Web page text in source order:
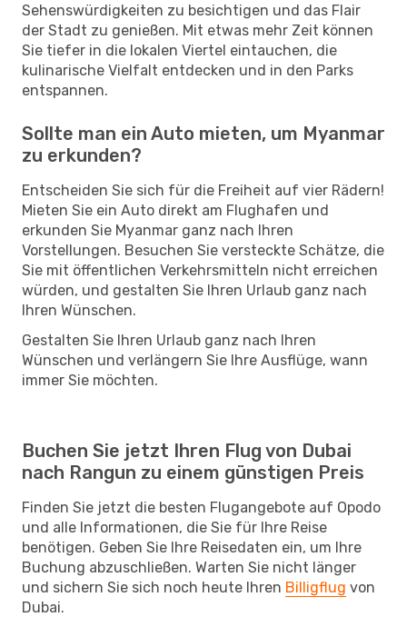
Sehenswürdigkeiten zu besichtigen und das Flair
der Stadt zu genießen. Mit etwas mehr Zeit können
Sie tiefer in die lokalen Viertel eintauchen, die
kulinarische Vielfalt entdecken und in den Parks
entspannen.
Sollte man ein Auto mieten, um Myanmar
zu erkunden?
Entscheiden Sie sich für die Freiheit auf vier Rädern!
Mieten Sie ein Auto direkt am Flughafen und
erkunden Sie Myanmar ganz nach Ihren
Vorstellungen. Besuchen Sie versteckte Schätze, die
Sie mit öffentlichen Verkehrsmitteln nicht erreichen
würden, und gestalten Sie Ihren Urlaub ganz nach
Ihren Wünschen.
Gestalten Sie Ihren Urlaub ganz nach Ihren
Wünschen und verlängern Sie Ihre Ausflüge, wann
immer Sie möchten.
Buchen Sie jetzt Ihren Flug von Dubai
nach Rangun zu einem günstigen Preis
Finden Sie jetzt die besten Flugangebote auf Opodo
und alle Informationen, die Sie für Ihre Reise
benötigen. Geben Sie Ihre Reisedaten ein, um Ihre
Buchung abzuschließen. Warten Sie nicht länger
und sichern Sie sich noch heute Ihren Billigflug von
Dubai.